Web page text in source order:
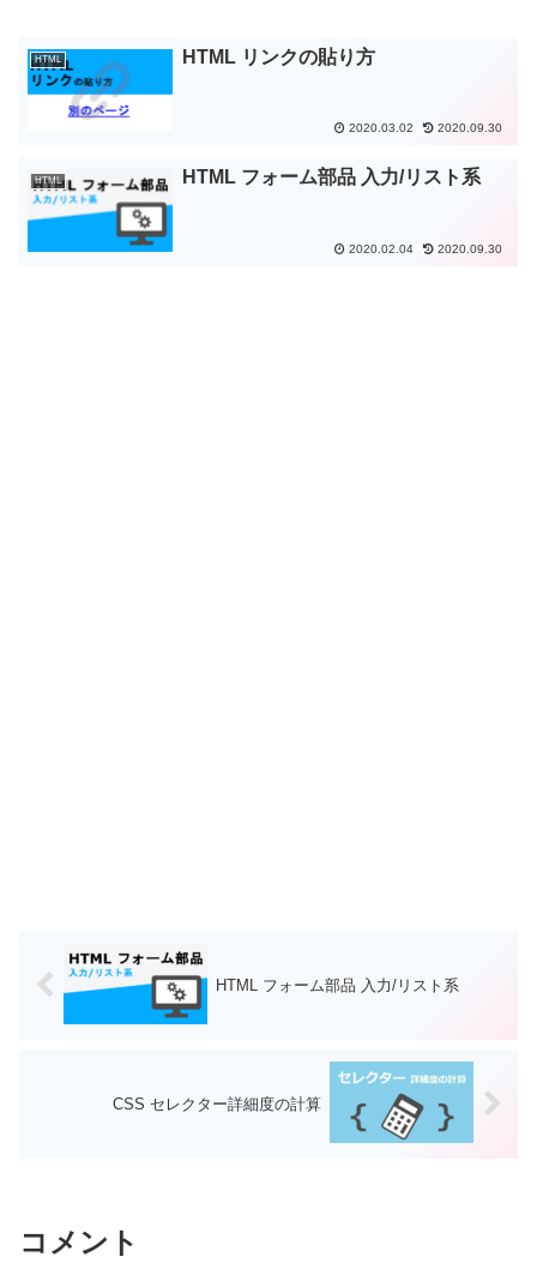
HTML HTML リンクの貼り方
2020.03.02 2020.09.30
HTML HTML フォーム部品 入力/リスト系
2020.02.04 2020.09.30
HTML フォーム部品 入力/リスト系
CSS セレクター詳細度の計算
コメント